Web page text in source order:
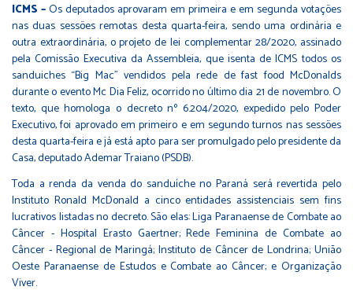
ICMS –Os deputados aprovaram em primeira e em segunda votações
nas duas sessões remotas desta quarta-feira, sendo uma ordinária e
outra extraordinária, o projeto de lei complementar 28/2020, assinado
pela Comissão Executiva da Assembleia, que isenta de ICMS todos os
sanduiches “Big Mac” vendidos pela rede de fast food McDonalds
durante o evento Mc Dia Feliz, ocorrido no último dia 21 de novembro. O
texto, que homologa o decreto nº 6.204/2020, expedido pelo Poder
Executivo, foi aprovado em primeiro e em segundo turnos nas sessões
desta quarta-feira e já está apto para ser promulgado pelo presidente da
Casa, deputado Ademar Traiano (PSDB).
Toda a renda da venda do sanduíche no Paraná será revertida pelo
Instituto Ronald McDonald a cinco entidades assistenciais sem fins
lucrativos listadas no decreto. São elas: Liga Paranaense de Combate ao
Câncer - Hospital Erasto Gaertner; Rede Feminina de Combate ao
Câncer - Regional de Maringá; Instituto de Câncer de Londrina; União
Oeste Paranaense de Estudos e Combate ao Câncer; e Organização
Viver.